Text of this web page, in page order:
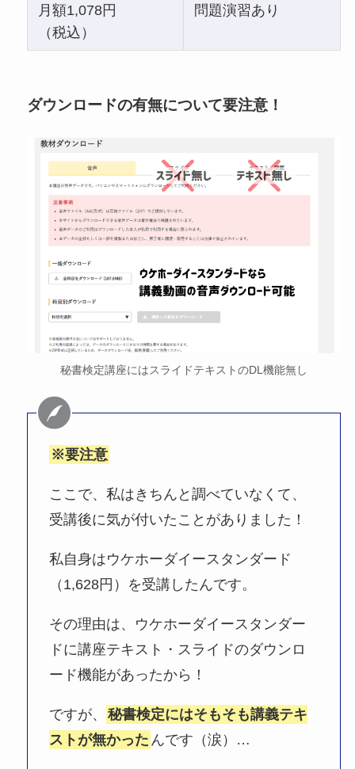
月額1,078円
（税込）
問題演習あり
ダウンロードの有無について要注意！
秘書検定講座にはスライドテキストのDL機能無し
※要注意
ここで、私はきちんと調べていなくて、
受講後に気が付いたことがありました！
私自身はウケホーダイースタンダード
（1,628円）を受講したんです。
その理由は、ウケホーダイースタンダー
ドに講座テキスト・スライドのダウンロ
ード機能があったから！
ですが、
秘書検定にはそもそも講義テキ
ストが無かった んです（涙）…